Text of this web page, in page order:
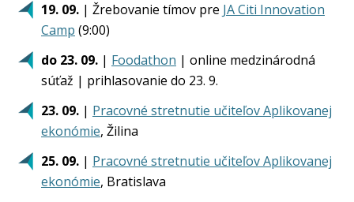
19. 09. | Žrebovanie tímov pre JA Citi Innovation
Camp (9:00)
do 23. 09. | Foodathon | online medzinárodná
súťaž | prihlasovanie do 23. 9.
23. 09. | Pracovné stretnutie učiteľov Aplikovanej
ekonómie, Žilina
25. 09. | Pracovné stretnutie učiteľov Aplikovanej
ekonómie, Bratislava